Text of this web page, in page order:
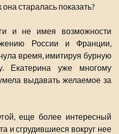
старалась показать?
и не имея возможности
России и Франции,
время, имитируя бурную
Екатерина уже многому
выдавать желаемое за
еще более интересный
и сгрудившиеся вокруг нее